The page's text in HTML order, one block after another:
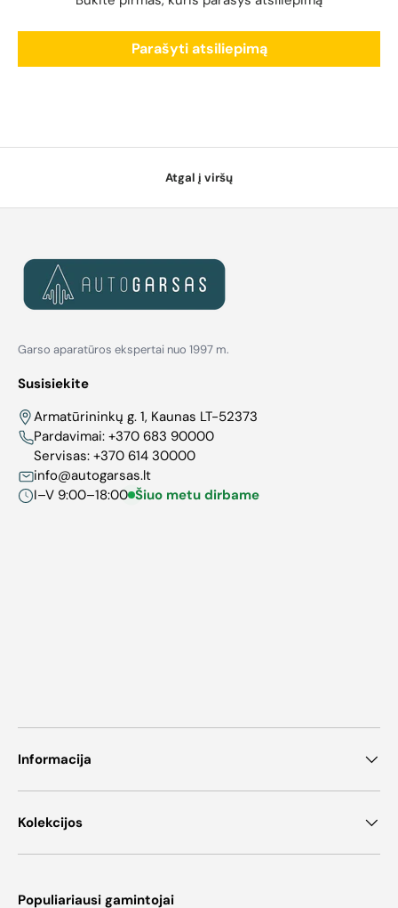
Parašyti atsiliepimą
Atgal į viršų
Garso aparatūros ekspertai nuo 1997 m.
Susisiekite
Armatūrininkų g. 1, Kaunas LT-52373
Pardavimai: +370 683 90000
Servisas: +370 614 30000
info@autogarsas.lt
I–V 9:00–18:00 Šiuo metu dirbame
Informacija
Kolekcijos
Populiariausi gamintojai